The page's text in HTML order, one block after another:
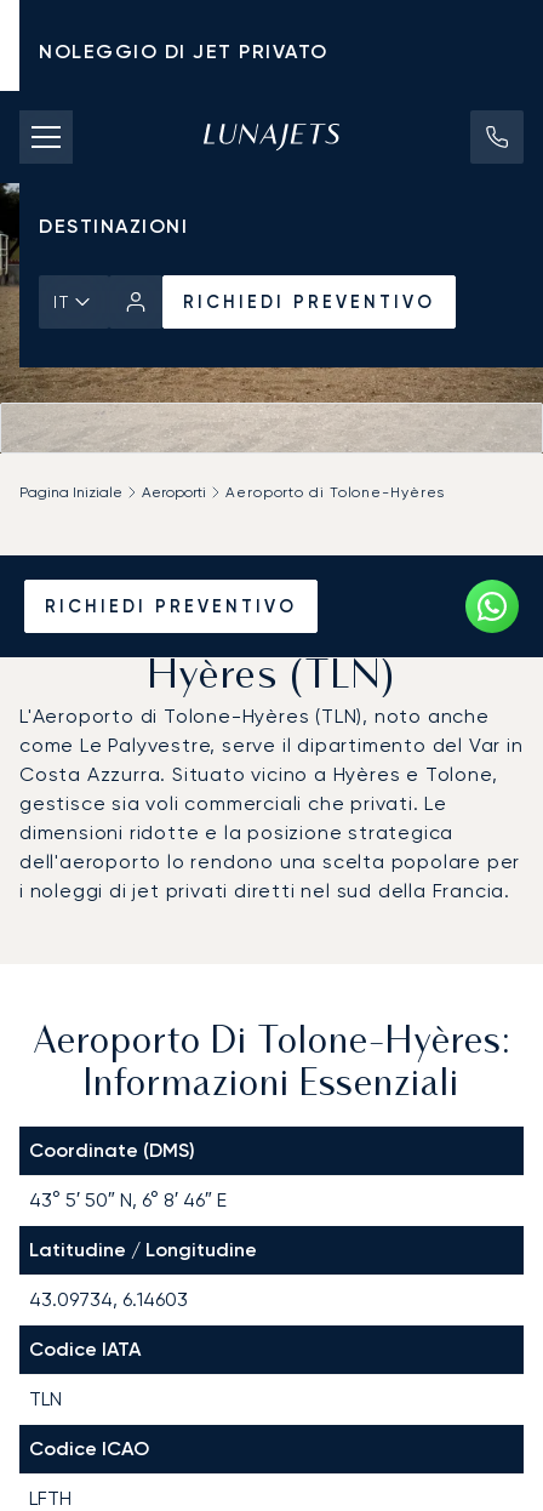
NOLEGGIO DI JET PRIVATO
TARIFFE DI NOLEGGIO
JET PRIVATI
DESTINAZIONI
IT RICHIEDI PREVENTIVO
RICHIEDI PREVENTIVO
Pagina Iniziale Aeroporti Aeroporto di Tolone-Hyères
Noleggio jet privato per
l'Aeroporto di Tolone-
Hyères (TLN)
L'Aeroporto di Tolone-Hyères (TLN), noto anche
come Le Palyvestre, serve il dipartimento del Var in
Costa Azzurra. Situato vicino a Hyères e Tolone,
gestisce sia voli commerciali che privati. Le
dimensioni ridotte e la posizione strategica
dell'aeroporto lo rendono una scelta popolare per
i noleggi di jet privati diretti nel sud della Francia.
Aeroporto Di Tolone-Hyères:
Informazioni Essenziali
Coordinate (DMS)
43° 5′ 50″ N, 6° 8′ 46″ E
Latitudine / Longitudine
43.09734, 6.14603
Codice IATA
TLN
Codice ICAO
LFTH